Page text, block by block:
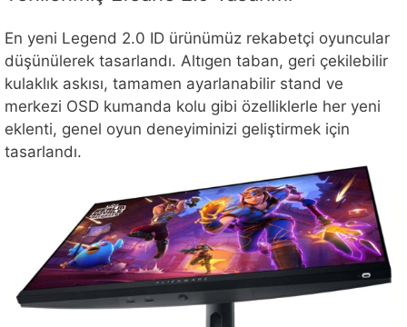
En yeni Legend 2.0 ID ürünümüz rekabetçi oyuncular
düşünülerek tasarlandı. Altıgen taban, geri çekilebilir
kulaklık askısı, tamamen ayarlanabilir stand ve
merkezi OSD kumanda kolu gibi özelliklerle her yeni
eklenti, genel oyun deneyiminizi geliştirmek için
tasarlandı.